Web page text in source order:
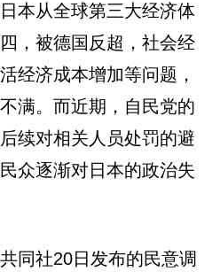
本从全球第三大经济体
，被德国反超，社会经
经济成本增加等问题，
满。而近期，自民党的
续对相关人员处罚的避
众逐渐对日本的政治失
同社20日发布的民意调